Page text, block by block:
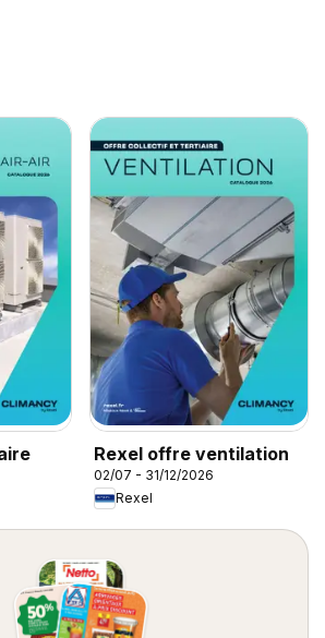
Rexel offre ventilation
02/07 - 31/12/2026
Rexel